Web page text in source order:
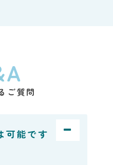
ご質問
可能です